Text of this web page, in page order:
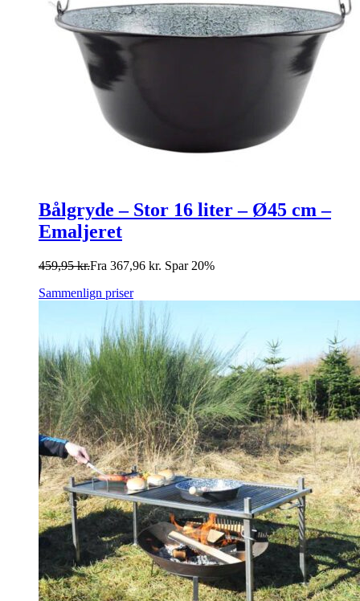
Bålgryde – Stor 16 liter – Ø45 cm –
Emaljeret
459,95kr.Fra 367,96 kr. Spar 20%
Sammenlign priser